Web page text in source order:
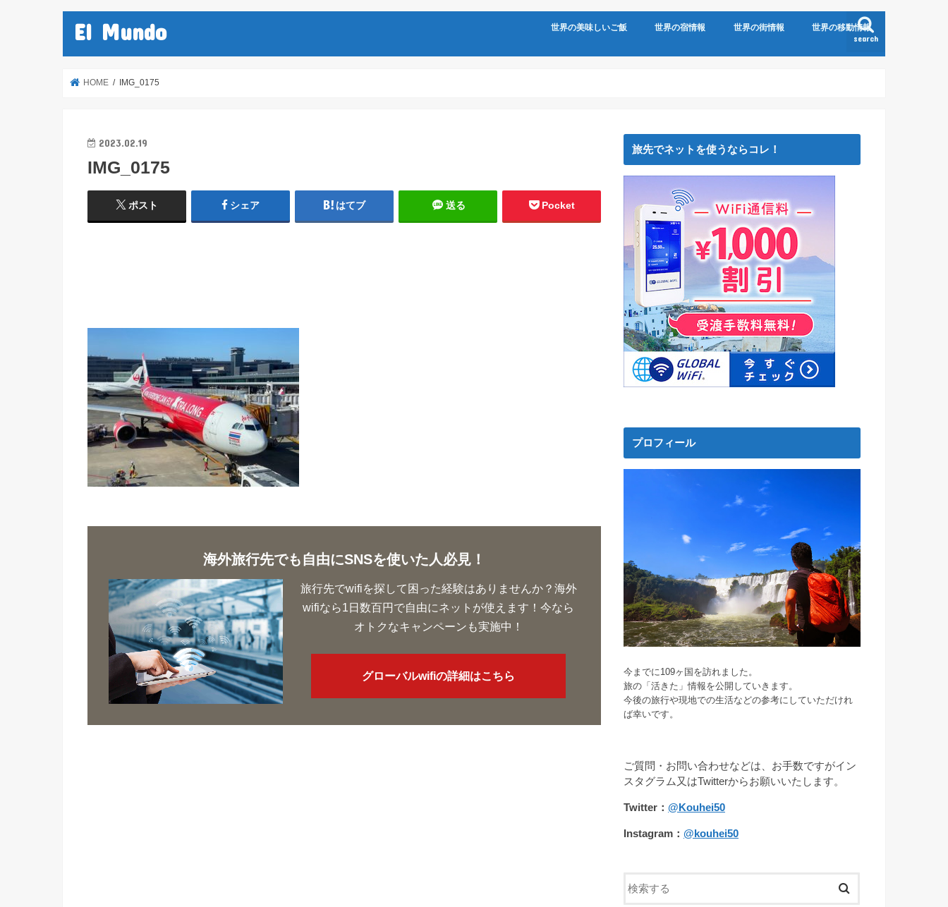
El Mundo search
世界の美味しいご飯 世界の宿情報 世界の街情報 世界の移動情報
HOME IMG_0175
2023.02.19
IMG_0175
ポスト シェア はてブ 送る Pocket
海外旅行先でも自由にSNSを使いた人必見！
旅行先でwifiを探して困った経験はありませんか？海外
wifiなら1日数百円で自由にネットが使えます！今なら
オトクなキャンペーンも実施中！
グローバルwifiの詳細はこちら
旅先でネットを使うならコレ！
プロフィール
今までに109ヶ国を訪れました。
旅の「活きた」情報を公開していきます。
今後の旅行や現地での生活などの参考にしていただけれ
ば幸いです。
ご質問・お問い合わせなどは、お手数ですがイン
スタグラム又はTwitterからお願いいたします。
Twitter： @Kouhei50
Instagram： @kouhei50